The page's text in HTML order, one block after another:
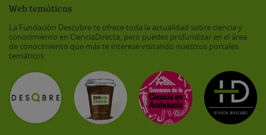
Web temáticas
La Fundación Descubre te ofrece toda la actualidad sobre ciencia y
conocimiento en CienciaDirecta, pero puedes profundizar en el área
de conocimiento que más te interese visitando nuestros portales
temáticos: